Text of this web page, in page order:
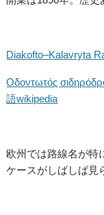
Diakofto–Kalavryta
Οδοντωτός
語wikipedia
欧州では路線名が特
ケースがしばしば見